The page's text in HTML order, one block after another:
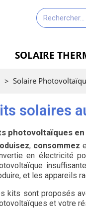
SOLAIRE
> Solaire
solaires
photovoltaïques
, consommez
en électricité
et les appareils
kits sont proposés
et votre